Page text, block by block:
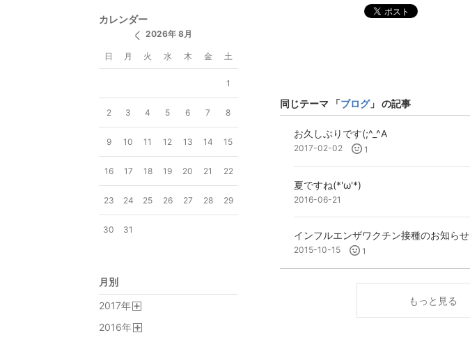
ポスト
同じテーマ 「ブログ」 の記事
お久しぶりです(;^_^A
2017-02-02 1
夏ですね(*'ω'*)
2016-06-21
インフルエンザワクチン接種のお知らせ
2015-10-15 1
もっと見る
カレンダー
2026年 8月
日 月 火 水 木 金 土
1
2 3 4 5 6 7 8
9 10 11 12 13 14 15
16 17 18 19 20 21 22
23 24 25 26 27 28 29
30 31
月別
2017年
2016年